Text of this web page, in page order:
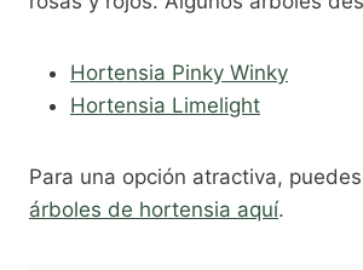
Hortensia Pinky Winky
Hortensia Limelight
Para una opción atractiva, puedes
árboles de hortensia aquí.